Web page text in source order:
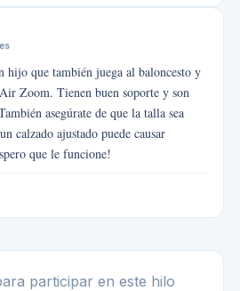
hijo que también juega al baloncesto y
Zoom. Tienen buen soporte y son
asegúrate de que la talla sea
calzado ajustado puede causar
que le funcione!
participar en este hilo